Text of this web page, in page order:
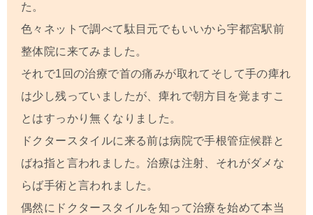
た。
色々ネットで調べて駄目元でもいいから宇都宮駅前
整体院に来てみました。
それで1回の治療で首の痛みが取れてそして手の痺れ
は少し残っていましたが、痺れで朝方目を覚ますこ
とはすっかり無くなりました。
ドクタースタイルに来る前は病院で手根管症候群と
ばね指と言われました。治療は注射、それがダメな
らば手術と言われました。
偶然にドクタースタイルを知って治療を始めて本当